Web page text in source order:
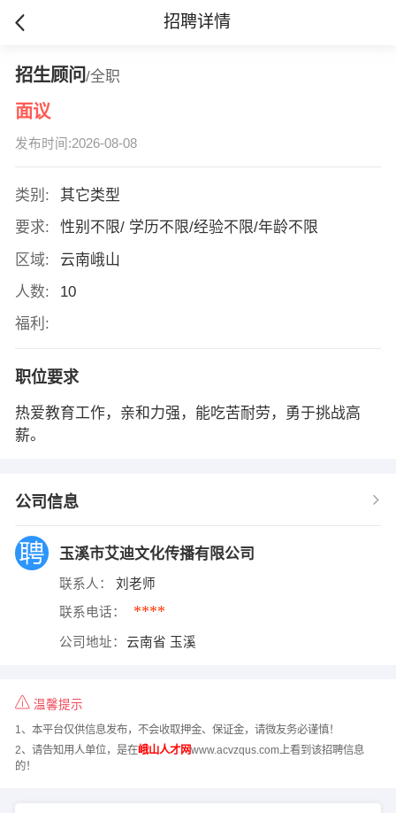
招聘详情
招生顾问/全职
面议
发布时间:2026-08-08
类别:
其它类型
要求:
性别不限/ 学历不限/经验不限/年龄不限
区域:
云南峨山
人数:
10
福利:
职位要求
热爱教育工作，亲和力强，能吃苦耐劳，勇于挑战高
薪。
公司信息
玉溪市艾迪文化传播有限公司
联系人： 刘老师
联系电话： ****
公司地址： 云南省 玉溪
温馨提示
1、本平台仅供信息发布，不会收取押金、保证金，请微友务必谨慎！
2、请告知用人单位，是在峨山人才网www.acvzqus.com上看到该招聘信息
的！